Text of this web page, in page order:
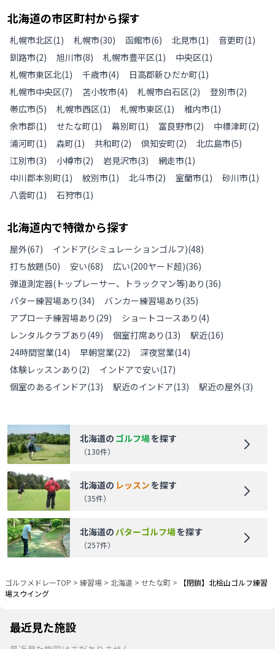
北海道の市区町村から探す
札幌市北区(1) 札幌市(30) 函館市(6) 北見市(1) 音更町(1)
釧路市(2) 旭川市(8) 札幌市豊平区(1) 中央区(1)
札幌市東区北(1) 千歳市(4) 日高郡新ひだか町(1)
札幌市中央区(7) 苫小牧市(4) 札幌市白石区(2) 登別市(2)
帯広市(5) 札幌市西区(1) 札幌市東区(1) 稚内市(1)
余市郡(1) せたな町(1) 幕別町(1) 富良野市(2) 中標津町(2)
浦河町(1) 森町(1) 共和町(2) 倶知安町(2) 北広島市(5)
江別市(3) 小樽市(2) 岩見沢市(3) 網走市(1)
中川郡本別町(1) 紋別市(1) 北斗市(2) 室蘭市(1) 砂川市(1)
八雲町(1) 石狩市(1)
北海道内で特徴から探す
屋外(67) インドア(シミュレーションゴルフ)(48)
打ち放題(50) 安い(68) 広い(200ヤード超)(36)
弾道測定器(トップレーサー、トラックマン等)あり (36)
パター練習場あり (34) バンカー練習場あり (35)
アプローチ練習場あり (29) ショートコースあり (4)
レンタルクラブあり (49) 個室打席あり (13) 駅近(16)
24時間営業(14) 早朝営業(22) 深夜営業(14)
体験レッスンあり (2) インドアで安い(17)
個室のあるインドア(13) 駅近のインドア(13) 駅近の屋外(3)
北海道の ゴルフ場を探す
（130件）
北海道の レッスンを探す
（35件）
北海道のパターゴルフ場を探す
（257件）
ゴルフメドレーTOP > 練習場 > 北海道 > せたな町 >
【閉鎖】北桧山ゴルフ練習
場スウイング
最近見た施設